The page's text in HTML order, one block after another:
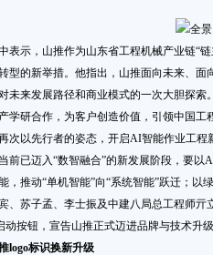
表示，山推作为山东省工程机械产业链“
型的新举措。他指出，山推面向未来、
未来发展路径和商业模式的一次大胆探
学研合作，为客户创造价值，引领中国工
次以先行者的姿态，开启AI智能作业工程
前已迈入“数智融合”的新发展阶段，要
，推动“单机智能”向“系统智能”跃迁；以
、苏子孟、李士振及中建八局总工程师
按钮，宣告山推正式迈进品牌与技术升级
logo标识换新升级